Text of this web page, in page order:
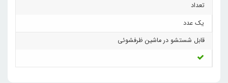
تعداد
یک عدد
قابل شستشو در ماشین ظرفشوئی